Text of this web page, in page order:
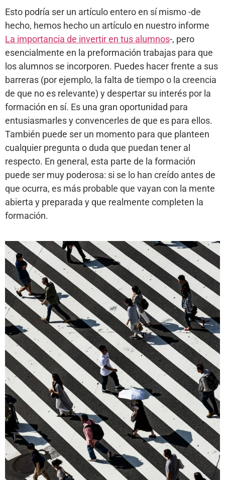
Esto podría ser un artículo entero en sí mismo -de
hecho, hemos hecho un artículo en nuestro informe
La importancia de invertir en tus alumnos-, pero
esencialmente en la preformación trabajas para que
los alumnos se incorporen. Puedes hacer frente a sus
barreras (por ejemplo, la falta de tiempo o la creencia
de que no es relevante) y despertar su interés por la
formación en sí. Es una gran oportunidad para
entusiasmarles y convencerles de que es para ellos.
También puede ser un momento para que planteen
cualquier pregunta o duda que puedan tener al
respecto. En general, esta parte de la formación
puede ser muy poderosa: si se lo han creído antes de
que ocurra, es más probable que vayan con la mente
abierta y preparada y que realmente completen la
formación.